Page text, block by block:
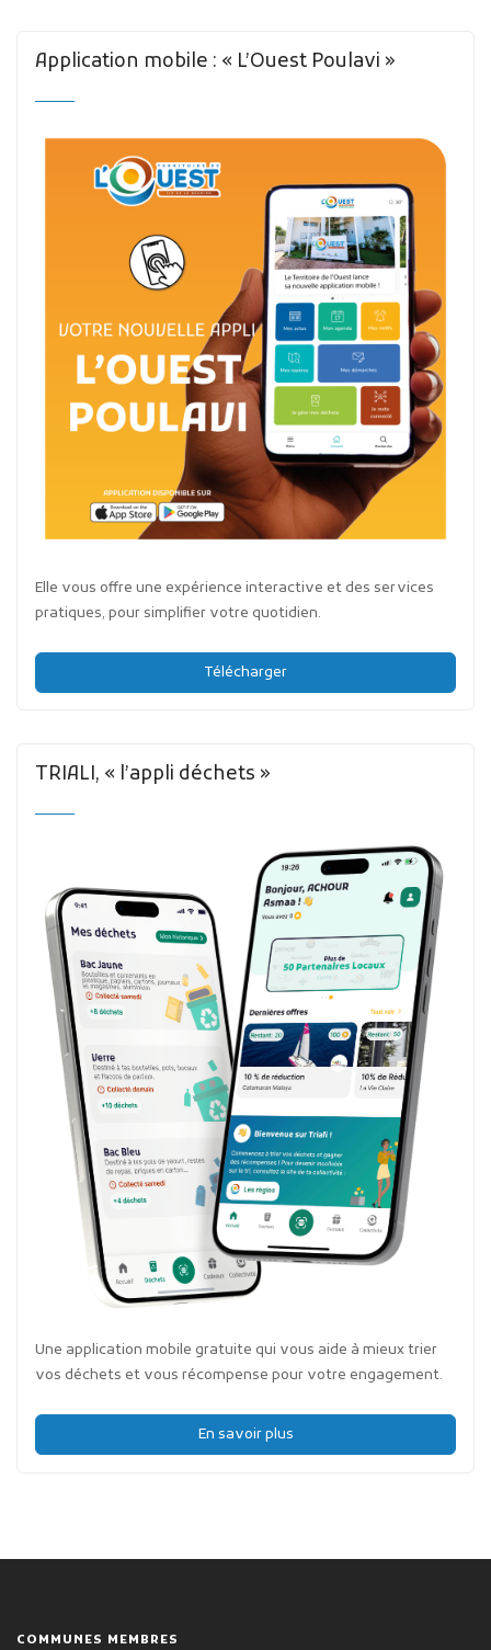
Application mobile : « L’Ouest Poulavi »
Elle vous offre une expérience interactive et des services
pratiques, pour simplifier votre quotidien.
Télécharger
TRIALI, « l’appli déchets »
Une application mobile gratuite qui vous aide à mieux trier
vos déchets et vous récompense pour votre engagement.
En savoir plus
COMMUNES MEMBRES